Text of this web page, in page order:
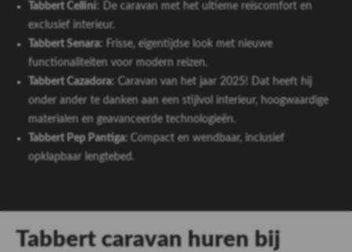
Tabbert Cellini : De caravan met het ultieme reiscomfort en
exclusief interieur.
Tabbert Senara: Frisse, eigentijdse look met nieuwe
functionaliteiten voor modern reizen.
Tabbert Cazadora: Caravan van het jaar 2025! Dat heeft hij
onder ander te danken aan een stijlvol interieur, hoogwaardige
materialen en geavanceerde technologieën.
Tabbert Pep Pantiga:Compact en wendbaar, inclusief
opklapbaar lengtebed.
Tabbert caravan huren bij